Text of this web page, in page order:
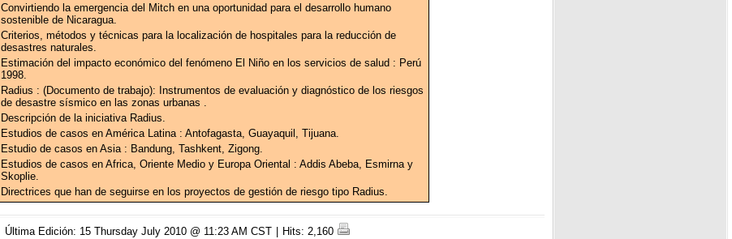
Convirtiendo la emergencia del Mitch en una oportunidad para el desarrollo humano
sostenible de Nicaragua.
Criterios, métodos y técnicas para la localización de hospitales para la reducción de
desastres naturales.
Estimación del impacto económico del fenómeno El Niño en los servicios de salud : Perú
1998.
Radius : (Documento de trabajo): Instrumentos de evaluación y diagnóstico de los riesgos
de desastre sísmico en las zonas urbanas .
Descripción de la iniciativa Radius.
Estudios de casos en América Latina : Antofagasta, Guayaquil, Tijuana.
Estudio de casos en Asia : Bandung, Tashkent, Zigong.
Estudios de casos en Africa, Oriente Medio y Europa Oriental : Addis Abeba, Esmirna y
Skoplie.
Directrices que han de seguirse en los proyectos de gestión de riesgo tipo Radius.
Última Edición: 15 Thursday July 2010 @ 11:23 AM CST Hits: 2,160